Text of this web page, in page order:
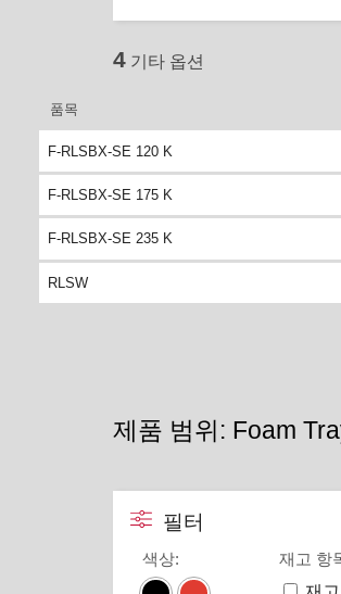
4 기타 옵션
품목
F-RLSBX-SE 120 K
F-RLSBX-SE 175 K
F-RLSBX-SE 235 K
RLSW
제품 범위: Foam
필터
색상:
재고 항